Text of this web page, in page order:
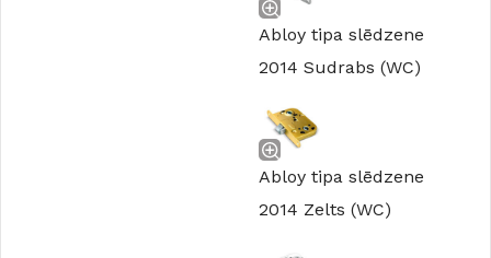
Abloy tipa slēdzene
2014 Sudrabs (WC)
Abloy tipa slēdzene
2014 Zelts (WC)